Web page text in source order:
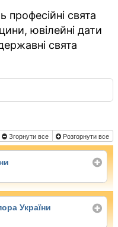
свята
ювілейні дати
свята
Згорнути все Розгорнути все
України